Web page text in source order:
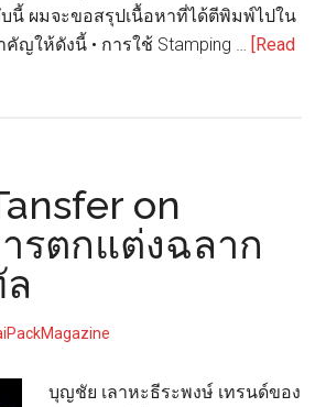
นี้ ผมจะขอสรุปเนื้อหาที่ได้ตีพิมพ์ไปใน
ญให้ดังนี้ • การใช้ Stamping …
[Read
on
รตกแต่งฉลาก
บุญชัย เลาหะธีระพงษ์ เทรนด์ของ